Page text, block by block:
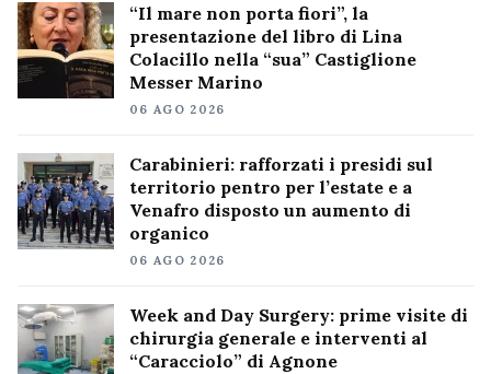
“Il mare non porta fiori”, la
presentazione del libro di Lina
Colacillo nella “sua” Castiglione
Messer Marino
06 AGO 2026
Carabinieri: rafforzati i presidi sul
territorio pentro per l’estate e a
Venafro disposto un aumento di
organico
06 AGO 2026
Week and Day Surgery: prime visite di
chirurgia generale e interventi al
“Caracciolo” di Agnone